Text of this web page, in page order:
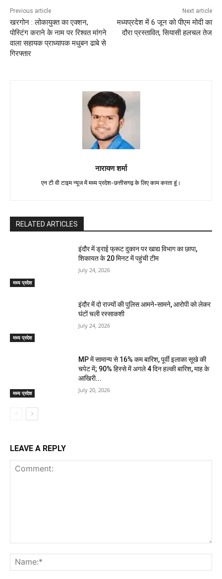
Previous article
खरगोन : लोकायुक्त का एक्शन,
पोस्टिंग कराने के नाम पर रिश्वत मांगने
वाला सहायक प्राध्यापक मधुबन ढाबे से
गिरफ्तार
Next article
मध्यप्रदेश में 6 जून को पीएम मोदी का
दौरा प्रस्तावित, सियासी हलचल तेज
नारायण शर्मा
एन टी वी टाइम न्यूज में मध्य प्रदेश-छत्तीसगढ़ के लिए काम करता हूं।
RELATED ARTICLES
मध्य प्रदेश
इंदौर में ड्राई फ्रूट दुकान पर खाद्य विभाग का छापा,
शिकायत के 20 मिनट में पहुंची टीम
July 24, 2026
मध्य प्रदेश
इंदौर में दो राज्यों की पुलिस आमने-सामने, आरोपी को लेकर
घंटों चली रस्साकशी
July 24, 2026
मध्य प्रदेश
MP में सामान्य से 16% कम बारिश, पूर्वी इलाका सूखे की
चपेट में; 90% हिस्से में अगले 4 दिन हल्की बारिश, माह के
आखिरी...
July 20, 2026
LEAVE A REPLY